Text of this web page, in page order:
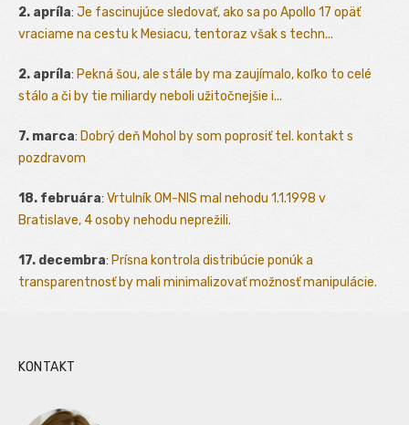
2. apríla: Je fascinujúce sledovať, ako sa po Apollo 17 opäť
vraciame na cestu k Mesiacu, tentoraz však s techn...
2. apríla: Pekná šou, ale stále by ma zaujímalo, koľko to celé
stálo a či by tie miliardy neboli užitočnejšie i...
7. marca: Dobrý deň Mohol by som poprosiť tel. kontakt s
pozdravom
18. februára: Vrtulník OM-NIS mal nehodu 1.1.1998 v
Bratislave, 4 osoby nehodu neprežili.
17. decembra: Prísna kontrola distribúcie ponúk a
transparentnosť by mali minimalizovať možnosť manipulácie.
KONTAKT